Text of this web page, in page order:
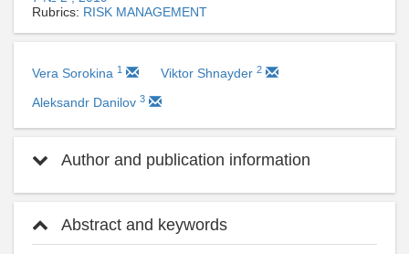
Rubrics: RISK MANAGEMENT
Vera Sorokina 1 Viktor Shnayder 2
Aleksandr Danilov 3
Author and publication information
Abstract and keywords